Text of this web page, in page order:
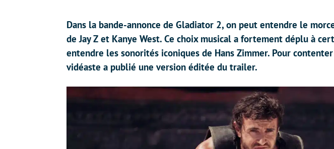
Dans la bande-annonce de Gladiator 2, on peut entendre le
de Jay Z et Kanye West. Ce choix musical a fortement déplu à
entendre les sonorités iconiques de Hans Zimmer. Pour
vidéaste a publié une version éditée du trailer.